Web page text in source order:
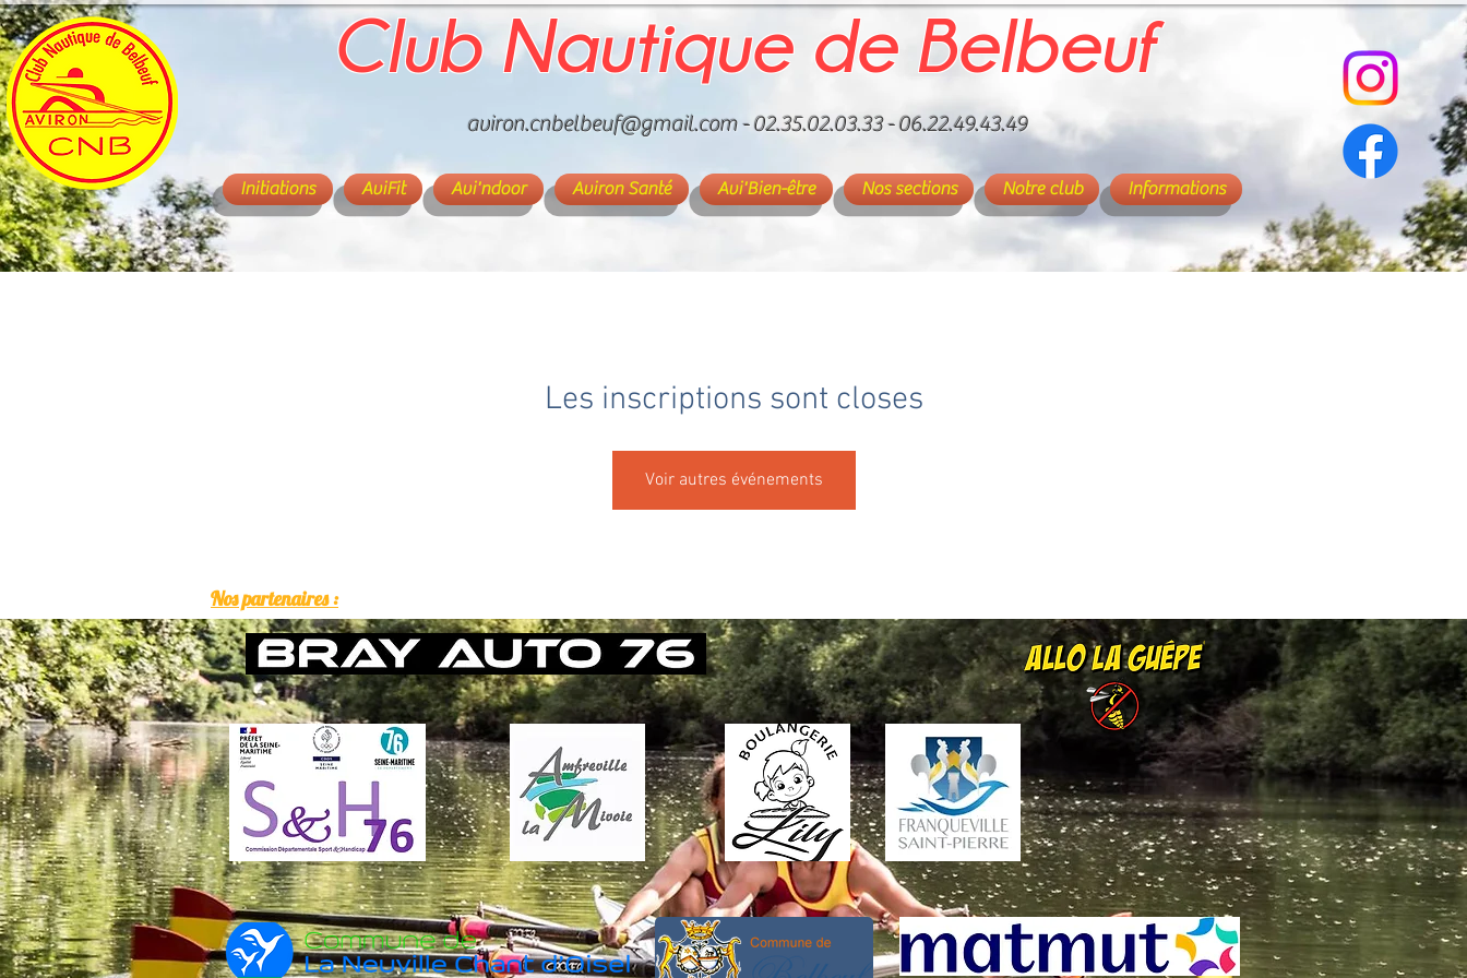
Club Nautique de Belbeuf
aviron.cnbelbeuf@gmail.com- 02.35.02.03.33 - 06.22.49.43.49
Initiations AviFit Avi'ndoor Aviron Santé Avi'Bien-être Nos sections Notre club Informations
Les inscriptions sont closes
Voir autres événements
Nos partenaires :